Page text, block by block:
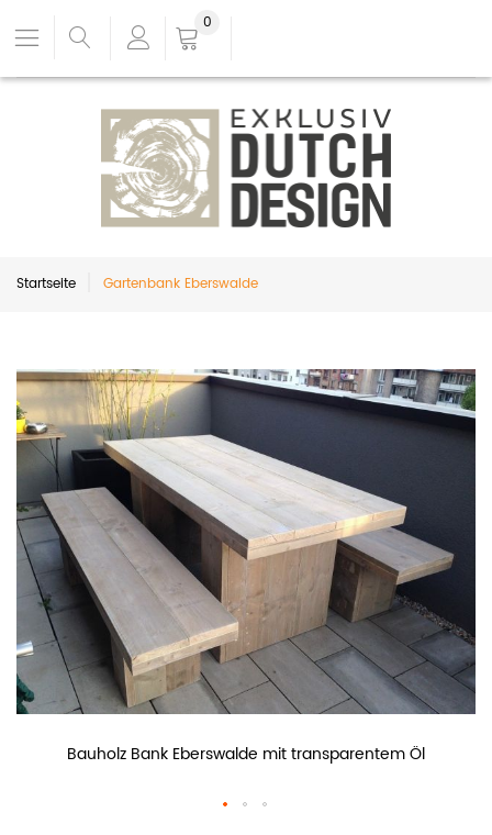
0
Startseite Gartenbank Eberswalde
Bauholz Bank Eberswalde mit transparentem Öl